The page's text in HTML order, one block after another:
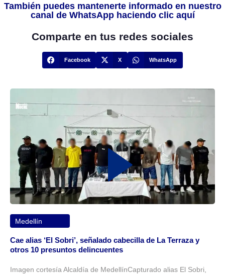
También puedes mantenerte informado en nuestro
canal de WhatsApp haciendo clic aquí
Comparte en tus redes sociales
Facebook X WhatsApp
Medellín
Cae alias ‘El Sobri’, señalado cabecilla de La Terraza y
otros 10 presuntos delincuentes
Imagen cortesía Alcaldía de MedellínCapturado alias El Sobri,